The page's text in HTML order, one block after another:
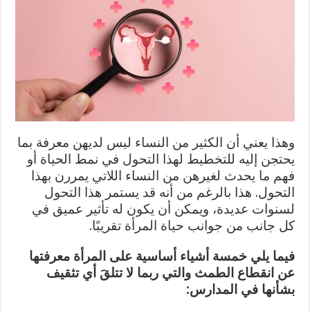
وهذا يعني أن الكثير من النساء ليس لديهن معرفة بما
يحتجن إليه للتخطيط لهذا التحول في نمط الحياة أو
فهم ما يحدث لغيرهن من النساء اللاتي يمررن بهذا
التحول. هذا بالرغم من أنه قد يستمر هذا التحول
لسنوات عديدة، ويمكن أن يكون له تأثير عميق في
كل جانب من جوانب حياة المرأة تقريبًا.
فيما يلي خمسة أشياء أساسية على المرأة معرفتها
عن انقطاع الطمث والتي ربما لا تتلقَ أي تثقيف
بشأنها في المدارس: